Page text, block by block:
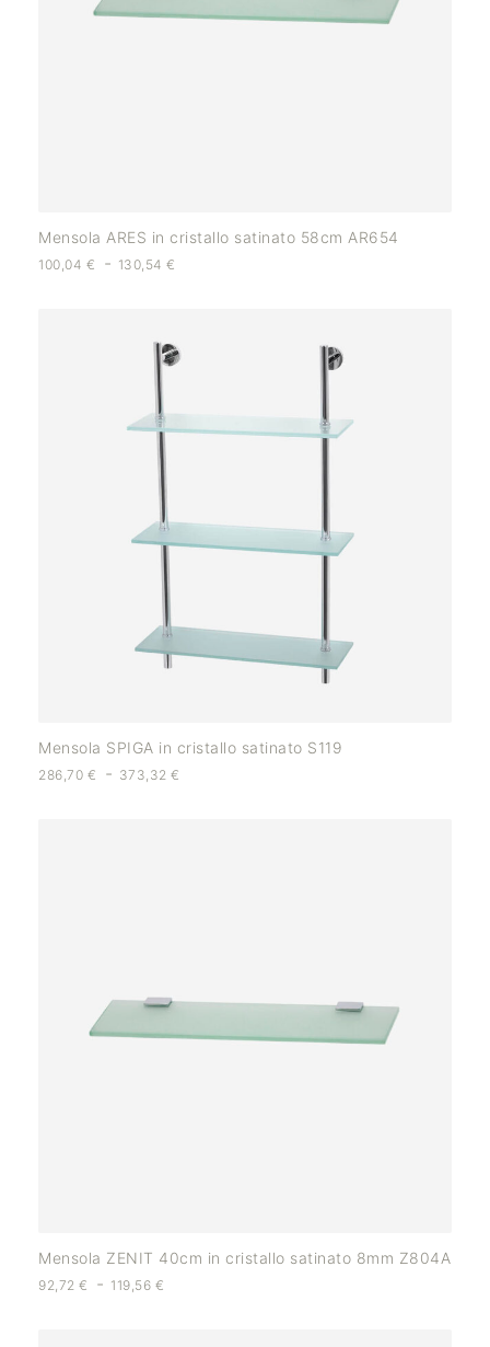
Mensola ARES in cristallo satinato 58cm AR654
100,04 € - 130,54€
Mensola SPIGA in cristallo satinato S119
286,70 € - 373,32€
Mensola ZENIT 40cm in cristallo satinato 8mm Z804A
92,72 € - 119,56 €